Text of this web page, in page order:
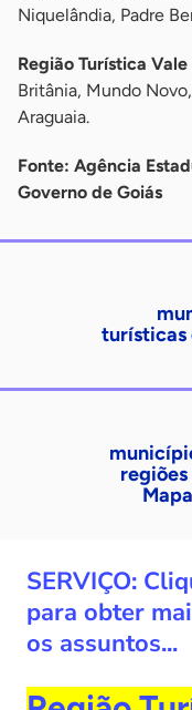
Niquelândia, Padre
Região Turística
Britânia, Mundo
Araguaia.
Fonte: Agência
Governo de Goiás
turísticas
SERVIÇO:
para obter
os assuntos...